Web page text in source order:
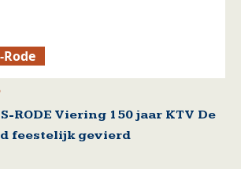
RODE Viering 150 jaar KTV De
feestelijk gevierd